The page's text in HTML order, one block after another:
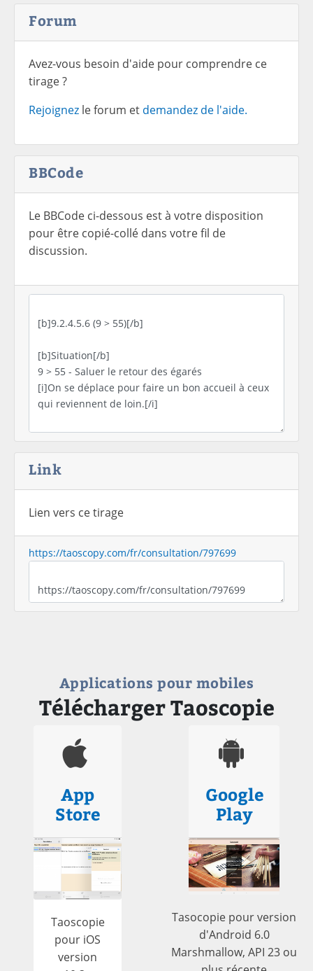
Forum
Avez-vous besoin d'aide pour comprendre ce
tirage ?
Rejoignez le forum et demandez de l'aide.
BBCode
Le BBCode ci-dessous est à votre disposition
pour être copié-collé dans votre fil de
discussion.
Link
Lien vers ce tirage
https://taoscopy.com/fr/consultation/797699
Applications pour mobiles
Télécharger Taoscopie
App
Store
Taoscopie
pour iOS
version
Google
Play
Tasocopie pour version
d'Android 6.0
Marshmallow, API 23 ou